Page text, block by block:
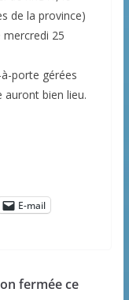
de la province)
25
porte gérées
auront bien lieu.
E-mail
fermée ce